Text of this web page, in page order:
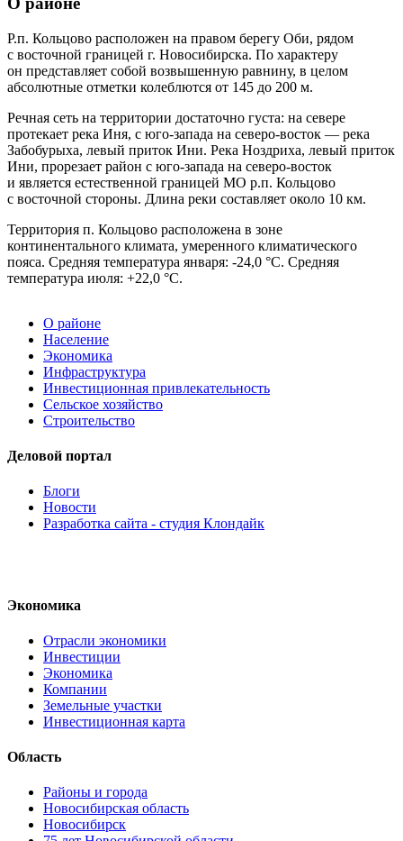
Р.п. Кольцово расположен на правом берегу Оби, рядом
с восточной границей г. Новосибирска. По характеру
он представляет собой возвышенную равнину, в целом
абсолютные отметки колеблются от 145 до 200 м.
Речная сеть на территории достаточно густа: на севере
протекает река Иня, с юго-запада на северо-восток — река
Забобурыха, левый приток Ини. Река Ноздриха, левый приток
Ини, прорезает район с юго-запада на северо-восток
и является естественной границей МО р.п. Кольцово
с восточной стороны. Длина реки составляет около 10 км.
Территория п. Кольцово расположена в зоне
континентального климата, умеренного климатического
пояса. Средняя температура января: -24,0 °С. Средняя
температура июля: +22,0 °С.
О районе
Население
Экономика
Инфраструктура
Инвестиционная привлекательность
Сельское хозяйство
Строительство
Деловой портал
Блоги
Новости
Разработка сайта - студия Клондайк
Экономика
Отрасли экономики
Инвестиции
Экономика
Компании
Земельные участки
Инвестиционная карта
Область
Районы и города
Новосибирская область
Новосибирск